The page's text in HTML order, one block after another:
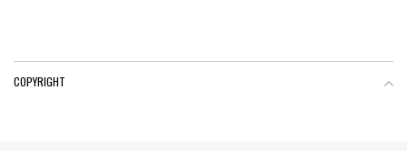
COPYRIGHT